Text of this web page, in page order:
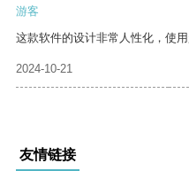
游客
这款软件的设计非常人性化，使用
2024-10-21
友情链接